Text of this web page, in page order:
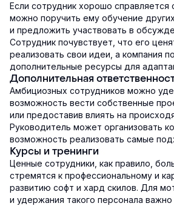
Если сотрудник хорошо справляется
можно поручить ему обучение
и предложить участвовать в
Сотрудник почувствует, что его
реализовать свои идеи, а компания
дополнительные ресурсы для
Дополнительная
Амбициозных сотрудников можно
возможность вести собственные
или предоставив влиять на
Руководитель может организовать
возможность реализовать самые
Курсы и тренинги
Ценные сотрудники, как правило,
стремятся к профессиональному и
развитию софт и хард скилов. Для
и удержания такого персонала